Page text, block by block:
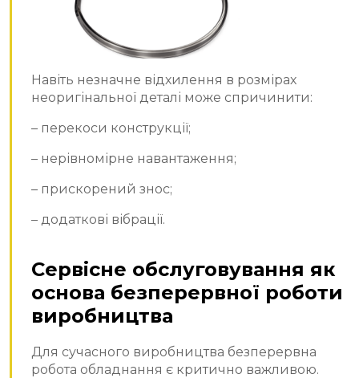
Навіть незначне відхилення в розмірах
неоригінальної деталі може спричинити:
– перекоси конструкції;
– нерівномірне навантаження;
– прискорений знос;
– додаткові вібрації.
Сервісне обслуговування як
основа безперервної роботи
виробництва
Для сучасного виробництва безперервна
робота обладнання є критично важливою.